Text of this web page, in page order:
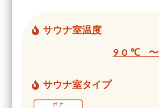
サウナ室温度
90℃ 〜
サウナ室タイプ